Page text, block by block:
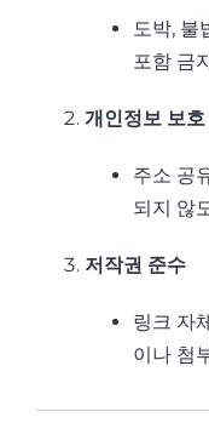
도박, 불
포함 금
개인정보 보호
주소 공
되지 않
저작권 준수
링크 자
이나 첨